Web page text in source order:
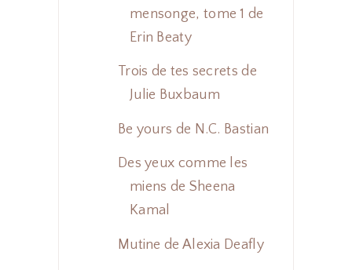
mensonge, tome 1 de
Erin Beaty
Trois de tes secrets de
Julie Buxbaum
Be yours de N.C. Bastian
Des yeux comme les
miens de Sheena
Kamal
Mutine de Alexia Deafly